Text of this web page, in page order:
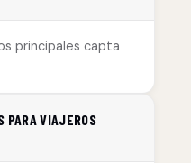
principales capta
PARA VIAJEROS